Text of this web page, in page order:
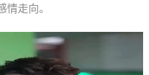
走向。